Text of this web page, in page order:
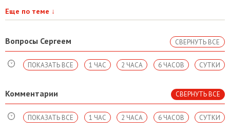
Еще по теме ↓
Вопросы Сергеем СВЕРНУТЬ ВСЕ
СУТКИ
6 ЧАСОВ
2 ЧАСА
1 ЧАС
ПОКАЗАТЬ ВСЕ
Комментарии СВЕРНУТЬ ВСЕ
СУТКИ
6 ЧАСОВ
2 ЧАСА
1 ЧАС
ПОКАЗАТЬ ВСЕ